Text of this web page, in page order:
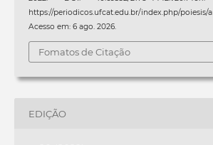
https://periodicos.ufcat.edu.br/index.php/poiesis/
Acesso em: 6 ago. 2026.
Fomatos de Citação
EDIÇÃO